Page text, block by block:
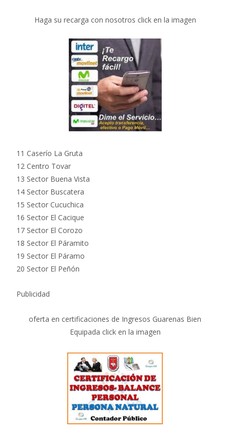
Haga su recarga con nosotros click en la imagen
11 Caserío La Gruta
12 Centro Tovar
13 Sector Buena Vista
14 Sector Buscatera
15 Sector Cucuchica
16 Sector El Cacique
17 Sector El Corozo
18 Sector El Páramito
19 Sector El Páramo
20 Sector El Peñón
Publicidad
oferta en certificaciones de Ingresos Guarenas Bien
Equipada click en la imagen